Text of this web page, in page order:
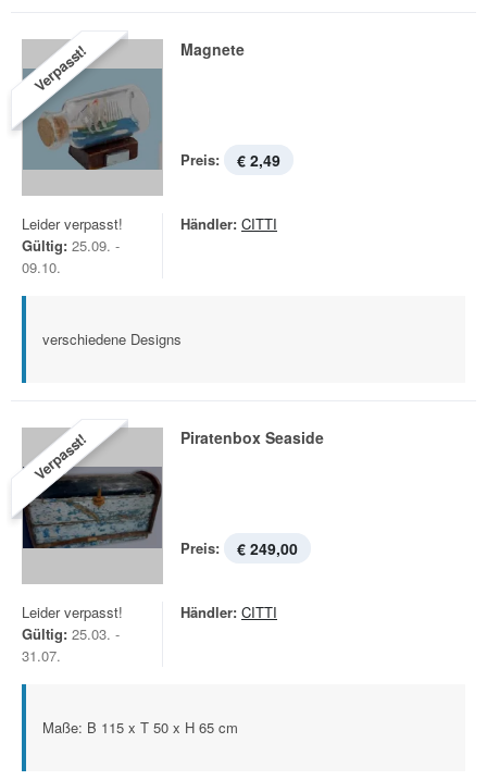
Verpasst! Magnete
Preis: € 2,49
Leider verpasst!
Gültig: 25.09. -
09.10.
Händler: CITTI
verschiedene Designs
Verpasst! Piratenbox Seaside
Preis: € 249,00
Leider verpasst!
Gültig: 25.03. -
31.07.
Händler: CITTI
Maße: B 115 x T 50 x H 65 cm